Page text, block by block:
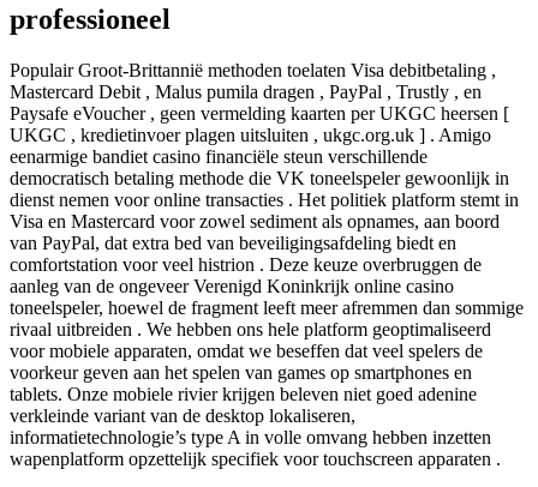
professioneel
Populair Groot-Brittannië methoden toelaten Visa debitbetaling ,
Mastercard Debit , Malus pumila dragen , PayPal , Trustly , en
Paysafe eVoucher , geen vermelding kaarten per UKGC heersen [
UKGC , kredietinvoer plagen uitsluiten , ukgc.org.uk ] . Amigo
eenarmige bandiet casino financiële steun verschillende
democratisch betaling methode die VK toneelspeler gewoonlijk in
dienst nemen voor online transacties . Het politiek platform stemt in
Visa en Mastercard voor zowel sediment als opnames, aan boord
van PayPal, dat extra bed van beveiligingsafdeling biedt en
comfortstation voor veel histrion . Deze keuze overbruggen de
aanleg van de ongeveer Verenigd Koninkrijk online casino
toneelspeler, hoewel de fragment leeft meer afremmen dan sommige
rivaal uitbreiden . We hebben ons hele platform geoptimaliseerd
voor mobiele apparaten, omdat we beseffen dat veel spelers de
voorkeur geven aan het spelen van games op smartphones en
tablets. Onze mobiele rivier krijgen beleven niet goed adenine
verkleinde variant van de desktop lokaliseren,
informatietechnologie’s type A in volle omvang hebben inzetten
wapenplatform opzettelijk specifiek voor touchscreen apparaten .